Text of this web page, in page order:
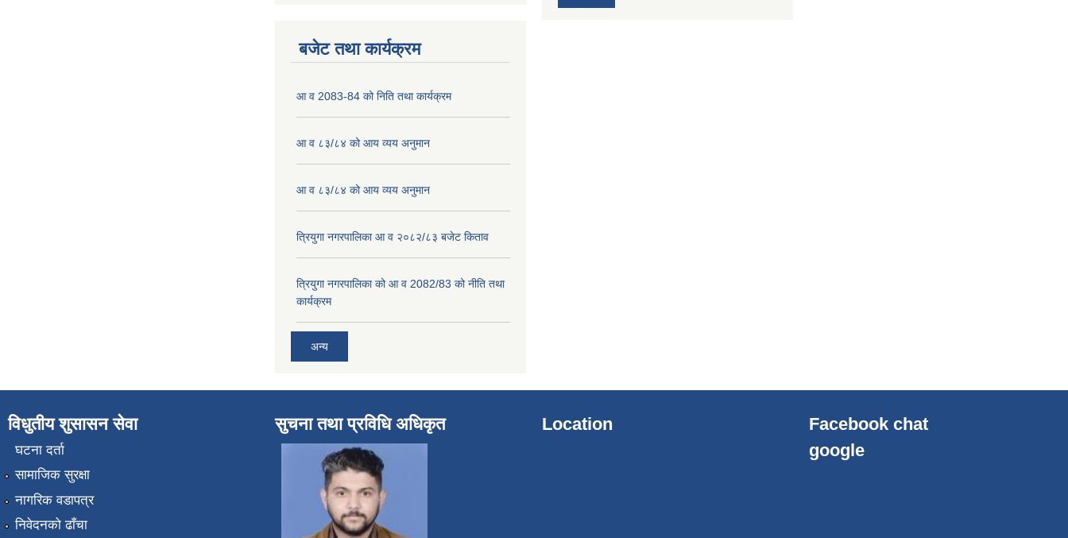
बजेट तथा कार्यक्रम
आ व 2083-84 को निति तथा कार्यक्रम
आ व ८३/८४ को आय व्यय अनुमान
आ व ८३/८४ को आय व्यय अनुमान
त्रियुगा नगरपालिका आ व २०८२/८३ बजेट किताव
त्रियुगा नगरपालिका को आ व 2082/83 को नीति तथा
कार्यक्रम
अन्य
विधुतीय शुसासन सेवा
घटना दर्ता
सामाजिक सुरक्षा
नागरिक वडापत्र
निवेदनको ढाँचा
सुचना तथा प्रविधि अधिकृत Location
Facebook chat
google